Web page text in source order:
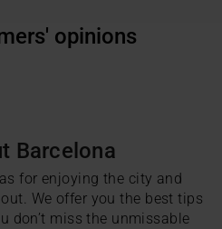
opinions
Barcelona
for enjoying the city and
We offer you the best tips
don’t miss the unmissable